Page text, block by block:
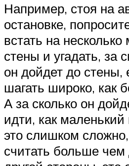
Например, стоя на
остановке,
встать на несколько
стены и угадать, за
он дойдет до стены,
шагать широко, как
А за сколько он
идти, как
это слишком
считать больше